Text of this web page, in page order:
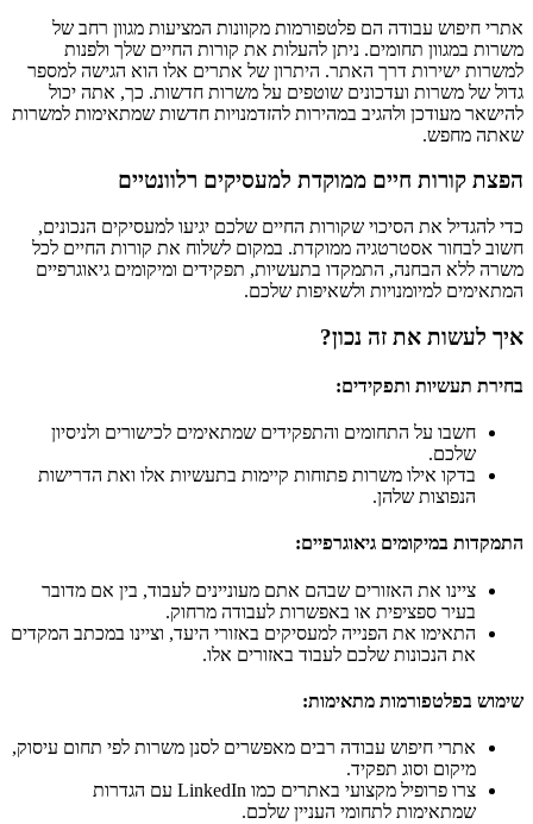
אתרי חיפוש עבודה הם פלטפורמות מקוונות המציעות מגוון רחב של
משרות במגוון תחומים. ניתן להעלות את קורות החיים שלך ולפנות
למשרות ישירות דרך האתר. היתרון של אתרים אלו הוא הגישה למספר
גדול של משרות ועדכונים שוטפים על משרות חדשות. כך, אתה יכול
להישאר מעודכן ולהגיב במהירות להזדמנויות חדשות שמתאימות למשרות
שאתה מחפש.
הפצת קורות חיים ממוקדת למעסיקים רלוונטיים
כדי להגדיל את הסיכוי שקורות החיים שלכם יגיעו למעסיקים הנכונים,
חשוב לבחור אסטרטגיה ממוקדת. במקום לשלוח את קורות החיים לכל
משרה ללא הבחנה, התמקדו בתעשיות, תפקידים ומיקומים גיאוגרפיים
המתאימים למיומנויות ולשאיפות שלכם.
איך לעשות את זה נכון?
בחירת תעשיות ותפקידים:
חשבו על התחומים והתפקידים שמתאימים לכישורים ולניסיון
שלכם.
בדקו אילו משרות פתוחות קיימות בתעשיות אלו ואת הדרישות
הנפוצות שלהן.
התמקדות במיקומים גיאוגרפיים:
ציינו את האזורים שבהם אתם מעוניינים לעבוד, בין אם מדובר
בעיר ספציפית או באפשרות לעבודה מרחוק.
התאימו את הפנייה למעסיקים באזורי היעד, וציינו במכתב המקדים
את הנכונות שלכם לעבוד באזורים אלו.
שימוש בפלטפורמות מתאימות:
אתרי חיפוש עבודה רבים מאפשרים לסנן משרות לפי תחום עיסוק,
מיקום וסוג תפקיד.
צרו פרופיל מקצועי באתרים כמו LinkedIn עם הגדרות
שמתאימות לתחומי העניין שלכם.